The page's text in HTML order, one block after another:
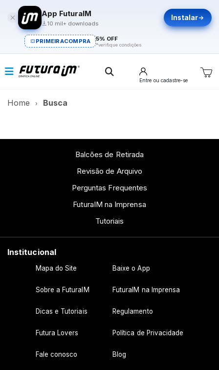
App FuturaIM
10 mil+ downloads
Instalar
PRIMEIRACOMPRA 5% OFF
*verifique condições
Entre ou cadastre-se
Home Busca
Balcões de Retirada
Revisão de Arquivo
Perguntas Frequentes
FuturaIM na Imprensa
Tutoriais
Institucional
Mapa do Site Baixe o App
Sobre a FuturaIM FuturaIM na Imprensa
Dicas e Tutoriais Regulamento
Futura Lovers Política de Privacidade
Fale conosco Blog